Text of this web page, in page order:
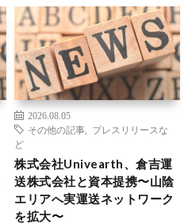
2026.08.05
その他の記事
プレスリリースな
ど
株式会社Univearth、倉吉運
送株式会社と資本提携〜山陰
エリアへ実運送ネットワーク
を拡大〜